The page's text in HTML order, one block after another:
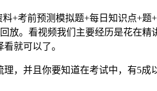
+考前预测模拟题+每日知识点+
放。看视频我们主要经历是花在
就可以了。
，并且你要知道在考试中，有5